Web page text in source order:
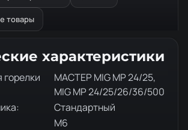
товары
товара
характеристики
МАСТЕР MIG MP 24/25,
MIG MP 24/25/26/36/500
Стандартный
М6